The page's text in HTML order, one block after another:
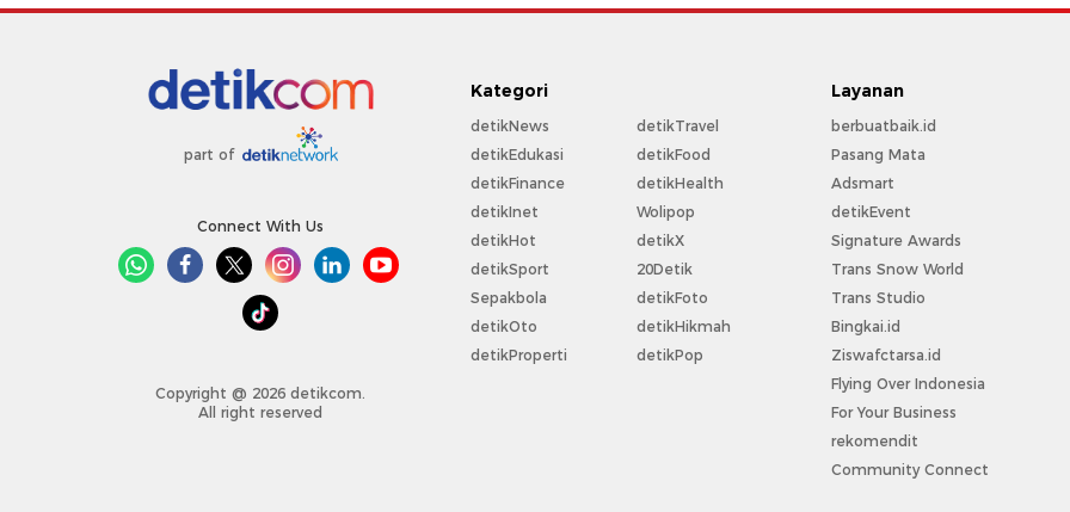
part of
Connect With Us
Copyright @ 2026 detikcom.
All right reserved
Kategori
detikNews
detikEdukasi
detikFinance
detikInet
detikHot
detikSport
Sepakbola
detikOto
detikProperti
detikTravel
detikFood
detikHealth
Wolipop
detikX
20Detik
detikFoto
detikHikmah
detikPop
Layanan
berbuatbaik.id
Pasang Mata
Adsmart
detikEvent
Signature Awards
Trans Snow World
Trans Studio
Bingkai.id
Ziswafctarsa.id
Flying Over Indonesia
For Your Business
rekomendit
Community Connect